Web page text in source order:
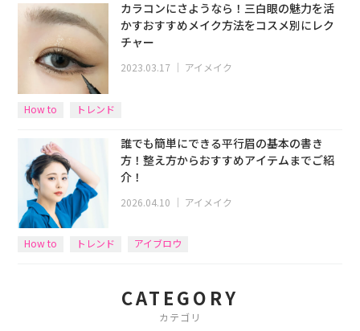
カラコンにさようなら！三白眼の魅力を活
かすおすすめメイク方法をコスメ別にレク
チャー
2023.03.17 ｜ アイメイク
How to トレンド
誰でも簡単にできる平行眉の基本の書き
方！整え方からおすすめアイテムまでご紹
介！
2026.04.10 ｜ アイメイク
How to トレンド アイブロウ
CATEGORY
カテゴリ